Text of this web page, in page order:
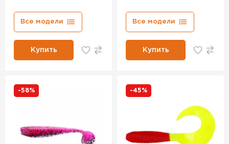
Все модели
Купить
Все модели
Купить
-58% -45%